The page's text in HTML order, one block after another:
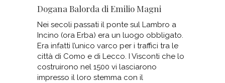
Dogana Balorda di Emilio Magni
Nei secoli passati il ponte sul Lambro a
Incino (ora Erba) era un luogo obbligato.
Era infatti l’unico varco per i traffici tra le
città di Como e di Lecco. I Visconti che lo
costruirono nel 1500 vi lasciarono
impresso il loro stemma con il